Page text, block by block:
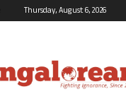
Thursday, August 6, 2026